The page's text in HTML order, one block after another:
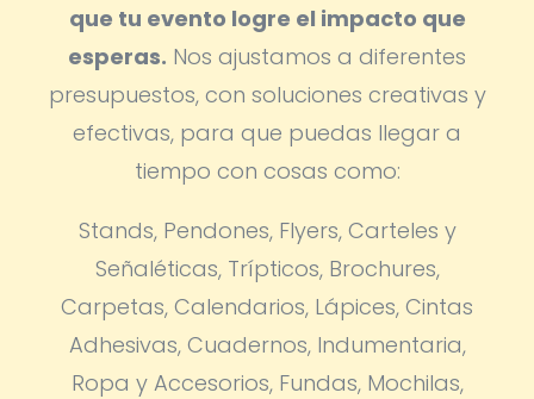
que tu evento logre el impacto que
esperas. Nos ajustamos a diferentes
presupuestos, con soluciones creativas y
efectivas, para que puedas llegar a
tiempo con cosas como:
Stands, Pendones, Flyers, Carteles y
Señaléticas, Trípticos, Brochures,
Carpetas, Calendarios, Lápices, Cintas
Adhesivas, Cuadernos, Indumentaria,
Ropa y Accesorios, Fundas, Mochilas,